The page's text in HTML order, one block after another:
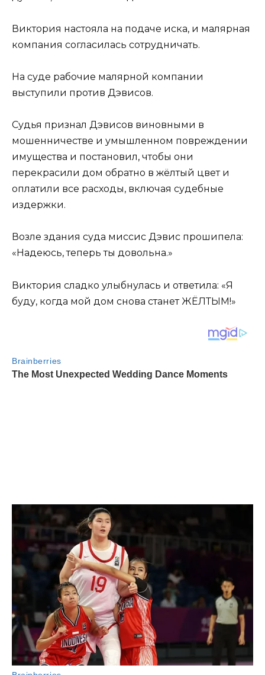
Виктория настояла на подаче иска, и малярная
компания согласилась сотрудничать.
На суде рабочие малярной компании
выступили против Дэвисов.
Судья признал Дэвисов виновными в
мошенничестве и умышленном повреждении
имущества и постановил, чтобы они
перекрасили дом обратно в жёлтый цвет и
оплатили все расходы, включая судебные
издержки.
Возле здания суда миссис Дэвис прошипела:
«Надеюсь, теперь ты довольна.»
Виктория сладко улыбнулась и ответила: «Я
буду, когда мой дом снова станет ЖЁЛТЫМ!»